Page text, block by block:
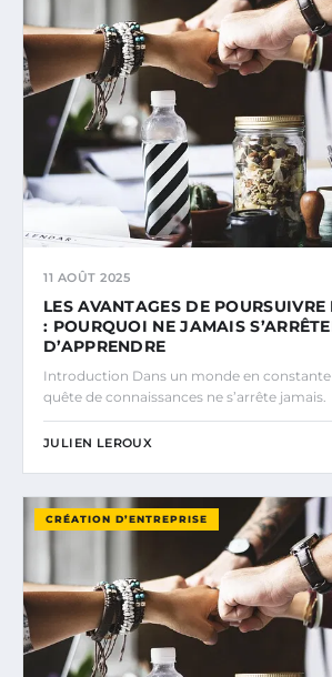
11 AOÛT 2025
LES AVANTAGES DE POURSUIVRE
: POURQUOI NE JAMAIS
D’APPRENDRE
Introduction Dans un monde en
quête de connaissances ne s’arrête jamais.
JULIEN LEROUX
CRÉATION D’ENTREPRISE